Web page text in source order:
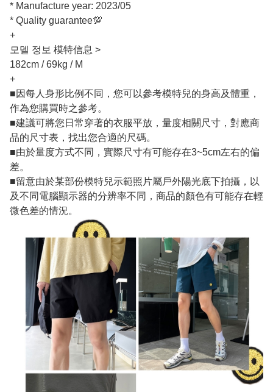
* Manufacture year: 2023/05
* Quality guarantee💯
+
모델 정보 模特信息 >
182cm / 69kg / M
+
■因每人身形比例不同，您可以參考模特兒的身高及體重，
作為您購買時之參考。
■建議可將您日常穿著的衣服平放，量度相關尺寸，對應商
品的尺寸表，找出您合適的尺碼。
■由於量度方式不同，實際尺寸有可能存在3~5cm左右的偏
差。
■留意由於某部份模特兒示範照片屬戶外陽光底下拍攝，以
及不同電腦顯示器的分辨率不同，商品的顏色有可能存在輕
微色差的情況。